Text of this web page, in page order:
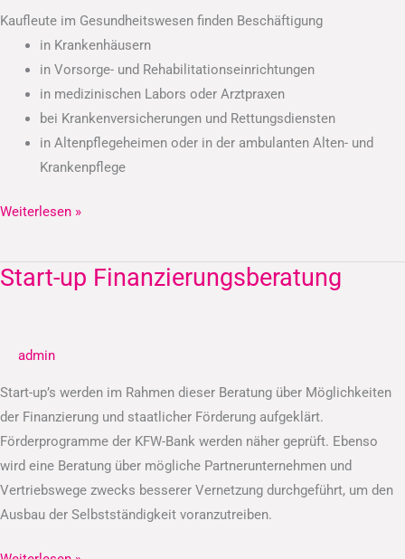
Kaufleute im Gesundheitswesen finden Beschäftigung
in Krankenhäusern
in Vorsorge- und Rehabilitationseinrichtungen
in medizinischen Labors oder Arztpraxen
bei Krankenversicherungen und Rettungsdiensten
in Altenpflegeheimen oder in der ambulanten Alten- und
Krankenpflege
Weiterlesen »
Start-up Finanzierungsberatung
admin
Start-up’s werden im Rahmen dieser Beratung über Möglichkeiten
der Finanzierung und staatlicher Förderung aufgeklärt.
Förderprogramme der KFW-Bank werden näher geprüft. Ebenso
wird eine Beratung über mögliche Partnerunternehmen und
Vertriebswege zwecks besserer Vernetzung durchgeführt, um den
Ausbau der Selbstständigkeit voranzutreiben.
Start-